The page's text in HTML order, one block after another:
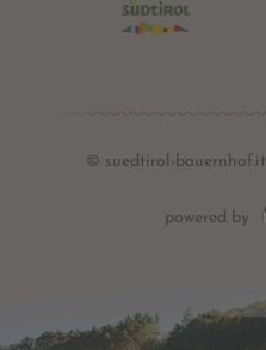
© suedtirol-bauernhof.it
powered by